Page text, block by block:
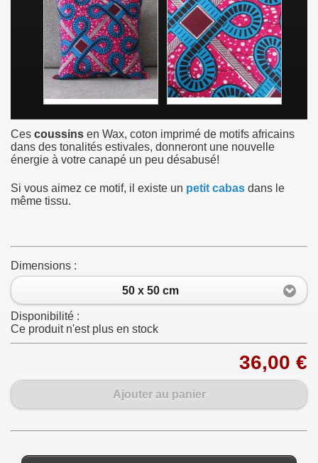
Ces coussins en Wax, coton imprimé de motifs africains
dans des tonalités estivales, donneront une nouvelle
énergie à votre canapé un peu désabusé!
Si vous aimez ce motif, il existe un petit cabas dans le
même tissu.
Dimensions :
50 x 50 cm
Disponibilité :
Ce produit n'est plus en stock
36,00 €
Ajouter au panier